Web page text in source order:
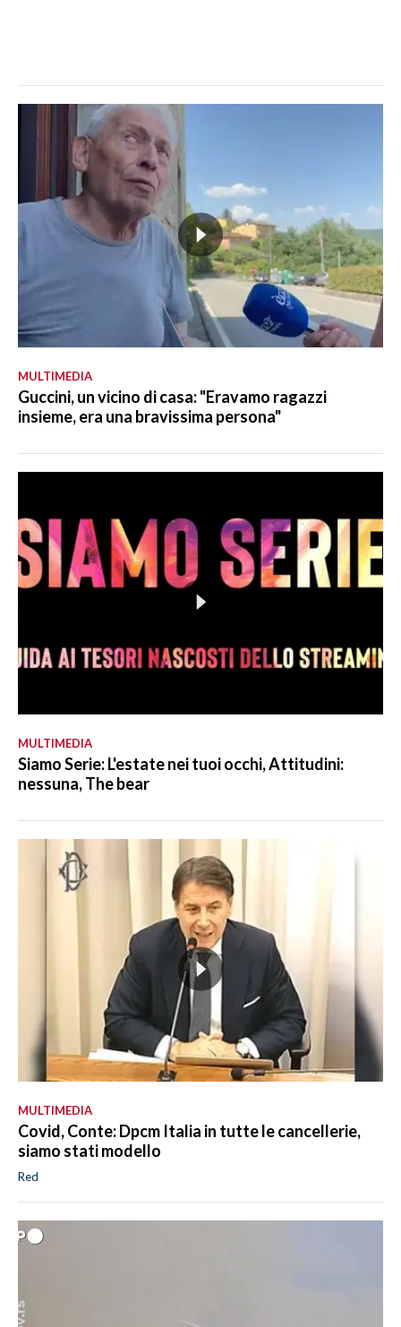
MULTIMEDIA
Guccini, un vicino di casa: "Eravamo ragazzi
insieme, era una bravissima persona"
MULTIMEDIA
Siamo Serie: L'estate nei tuoi occhi, Attitudini:
nessuna, The bear
MULTIMEDIA
Covid, Conte: Dpcm Italia in tutte le cancellerie,
siamo stati modello
Red